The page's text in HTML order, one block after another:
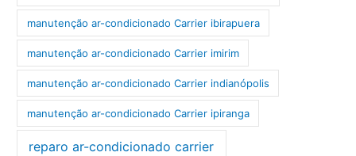
manutenção ar-condicionado Carrier ibirapuera
manutenção ar-condicionado Carrier imirim
manutenção ar-condicionado Carrier indianópolis
manutenção ar-condicionado Carrier ipiranga
reparo ar-condicionado carrier